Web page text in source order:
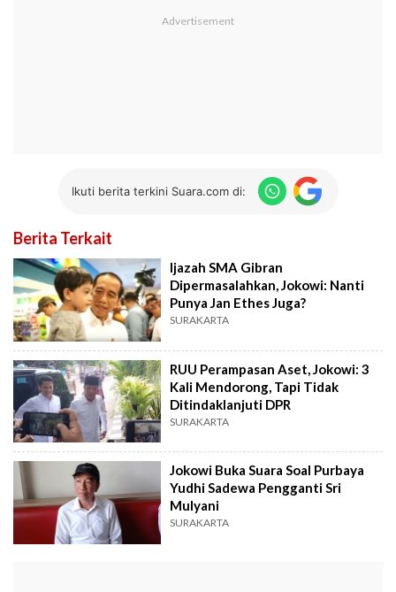
Ikuti berita terkini Suara.com di:
Berita Terkait
Ijazah SMA Gibran
Dipermasalahkan, Jokowi: Nanti
Punya Jan Ethes Juga?
SURAKARTA
RUU Perampasan Aset, Jokowi: 3
Kali Mendorong, Tapi Tidak
Ditindaklanjuti DPR
SURAKARTA
Jokowi Buka Suara Soal Purbaya
Yudhi Sadewa Pengganti Sri
Mulyani
SURAKARTA